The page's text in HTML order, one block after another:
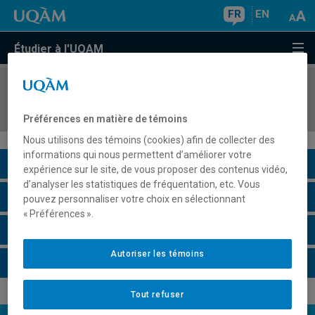
FR EN
Étudier à l'UQAM
COURS//
Description du cours
Horaire - Été 2026
Préférences en matière de témoins
Nous utilisons des témoins (cookies) afin de collecter des
informations qui nous permettent d’améliorer votre
expérience sur le site, de vous proposer des contenus vidéo,
d’analyser les statistiques de fréquentation, etc. Vous
pouvez personnaliser votre choix en sélectionnant
« Préférences ».
Tout refuser
Autoriser les témoins